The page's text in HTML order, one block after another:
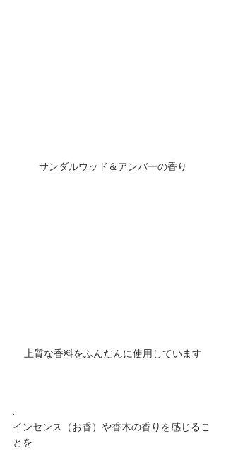
サンダルウッド＆アンバーの香り
上質な香料をふんだんに使用しています
.
インセンス（お香）や香木の香りを感じるこ
とを